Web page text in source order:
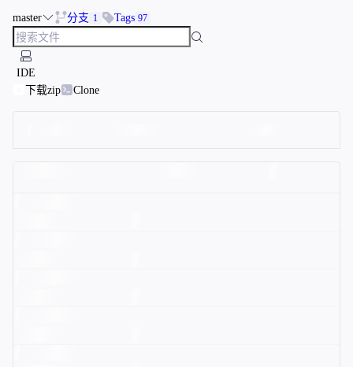
master 分支 1 Tags 97
IDE
下载zip
Clone